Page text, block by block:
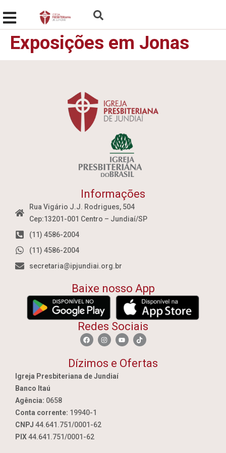
Exposições em Jonas
Informações
Rua Vigário J.J. Rodrigues, 504
Cep:13201-001 Centro – Jundiaí/SP
(11) 4586-2004
(11) 4586-2004
secretaria@ipjundiai.org.br
Baixe nosso App
Redes Sociais
Dízimos e Ofertas
Igreja Presbiteriana de Jundiaí
Banco Itaú
Agência: 0658
Conta corrente: 19940-1
CNPJ 44.641.751/0001-62
PIX44.641.751/0001-62